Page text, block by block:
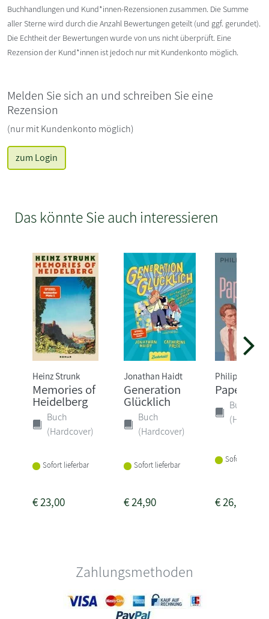
Buchhandlungen und Kund*innen-Rezensionen zusammen. Die Summe
aller Sterne wird durch die Anzahl Bewertungen geteilt (und ggf. gerundet).
Die Echtheit der Bewertungen wurde von uns nicht überprüft. Eine
Rezension der Kund*innen ist jedoch nur mit Kundenkonto möglich.
Melden Sie sich an und schreiben Sie eine
Rezension
(nur mit Kundenkonto möglich)
zum Login
Das könnte Sie auch interessieren
Heinz Strunk
Memories of
Heidelberg
Buch
(Hardcover)
Sofort lieferbar
€23,00
Jonathan Haidt
Generation
Glücklich
Buch
(Hardcover)
Sofort lieferbar
€24,90
Philipp
Buch
Sofort
€26,00
Zahlungsmethoden